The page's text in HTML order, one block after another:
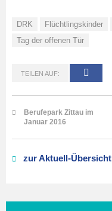
DRK Flüchtlingskinder
Tag der offenen Tür
TEILEN AUF:
Berufepark Zittau im
Januar 2016
zur Aktuell-Übersicht